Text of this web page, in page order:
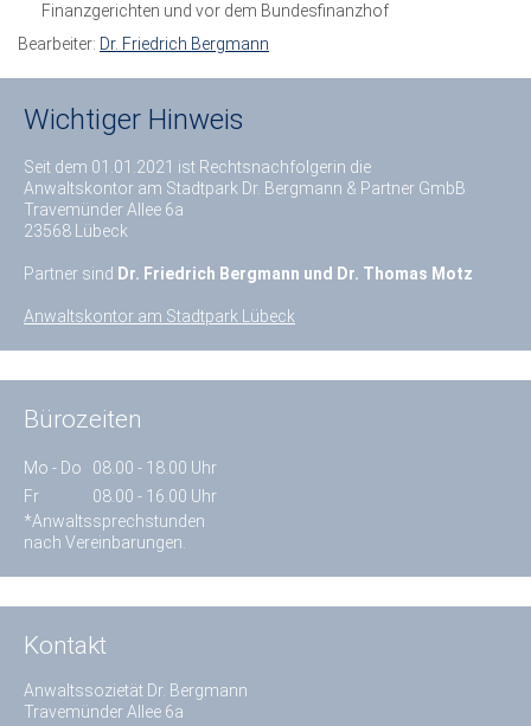
Finanzgerichten und vor dem Bundesfinanzhof
Bearbeiter: Dr. Friedrich Bergmann
Wichtiger Hinweis
Seit dem 01.01.2021 ist Rechtsnachfolgerin die
Anwaltskontor am Stadtpark Dr. Bergmann & Partner GmbB
Travemünder Allee 6a
23568 Lübeck
Partner sind Dr. Friedrich Bergmann und Dr. Thomas Motz
Anwaltskontor am Stadtpark Lübeck
Bürozeiten
Mo - Do
08.00 - 18.00 Uhr
Fr
08.00 - 16.00 Uhr
*Anwaltssprechstunden
nach Vereinbarungen.
Kontakt
Anwaltssozietät Dr. Bergmann
Travemünder Allee 6a